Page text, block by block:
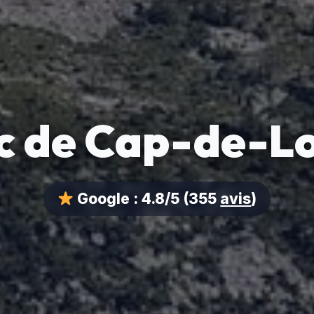
de Cap-de-
Google :4.8/5 (355 avis)